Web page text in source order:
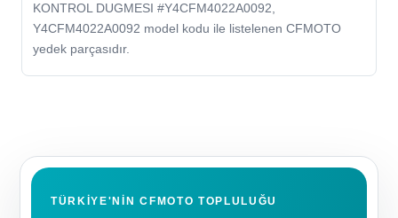
KONTROL DUGMESI #Y4CFM4022A0092,
Y4CFM4022A0092 model kodu ile listelenen CFMOTO
yedek parçasıdır.
TÜRKIYE'NIN CFMOTO TOPLULUĞU